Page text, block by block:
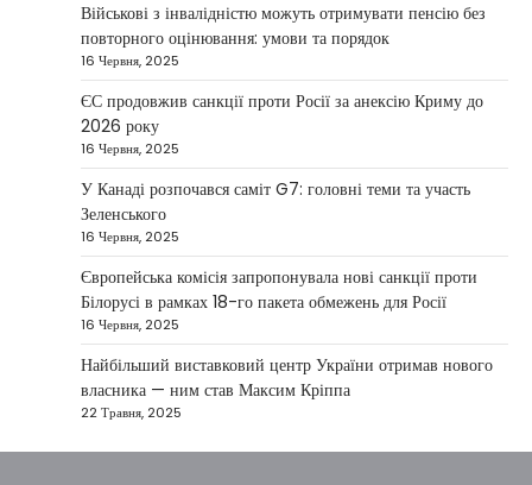
міжнародних партнерів у стабілізації ситуації
на…
НОВИНИ
Конфлікт на Близькому Сході
паралізував туризм і
авіаперевезення
1 Березня, 2026
Загострення конфлікту на Близькому Сході
суттєво вплинуло на міжнародні подорожі та
туристичну індустрію. Після ударів…
США не відкидають можливість
удару по Ірану у разі провалу
переговорів
Kolomysheva Anastasiya
17 Червня,
Військові з інвалідністю можуть отримувати пенсію без
повторного оцінювання: умови та порядок
16 Червня, 2025
ЄС продовжив санкції проти Росії за анексію Криму до
2026 року
16 Червня, 2025
У Канаді розпочався саміт G7: головні теми та участь
Зеленського
16 Червня, 2025
Європейська комісія запропонувала нові санкції проти
Білорусі в рамках 18-го пакета обмежень для Росії
16 Червня, 2025
Найбільший виставковий центр України отримав нового
власника — ним став Максим Кріппа
22 Травня, 2025